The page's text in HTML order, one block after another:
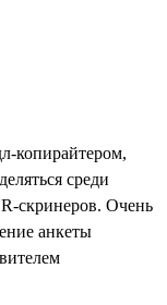
копирайтером,
среди
скринеров. Очень
анкеты